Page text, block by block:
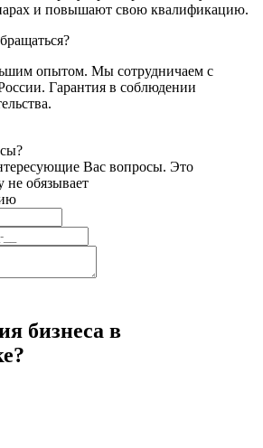
и повышают свою квалификацию.
опытом. Мы сотрудничаем с
Гарантия в соблюдении
Вас вопросы. Это
не обязывает
бизнеса в